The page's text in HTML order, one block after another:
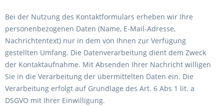
Bei der Nutzung des Kontaktformulars erheben wir Ihre
personenbezogenen Daten (Name, E-Mail-Adresse,
Nachrichtentext) nur in dem von Ihnen zur Verfügung
gestellten Umfang. Die Datenverarbeitung dient dem Zweck
der Kontaktaufnahme. Mit Absenden Ihrer Nachricht willigen
Sie in die Verarbeitung der übermittelten Daten ein. Die
Verarbeitung erfolgt auf Grundlage des Art. 6 Abs 1 lit. a
DSGVO mit Ihrer Einwilligung.